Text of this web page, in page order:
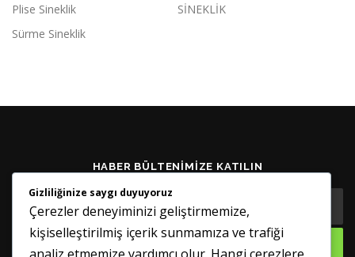
Plise Sineklik
SİNEKLİK
Sürme Sineklik
HABER BÜLTENIMIZE KATILIN
Gizliliğinize saygı duyuyoruz
Çerezler deneyiminizi geliştirmemize,
kişiselleştirilmiş içerik sunmamıza ve trafiği